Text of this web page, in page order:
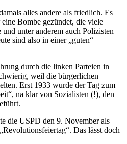
alles andere als friedlich. Es
Bombe gezündet, die viele
unter anderem auch Polizisten
sind also in einer „guten“
durch die linken Parteien in
weil die bürgerlichen
Erst 1933 wurde der Tag zum
na klar von Sozialisten (!), den
die USPD den 9. November als
Das lässt doch